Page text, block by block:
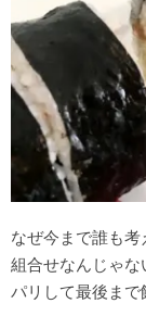
なぜ今まで誰も
組合せなんじゃな
パリして最後まで